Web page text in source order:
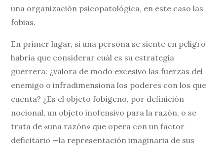
una organización psicopatológica, en este caso las
fobias.
En primer lugar, si una persona se siente en peligro
habría que considerar cuál es su estrategia
guerrera: ¿valora de modo excesivo las fuerzas del
enemigo o infradimensiona los poderes con los que
cuenta? ¿Es el objeto fobígeno, por definición
nocional, un objeto inofensivo para la razón, o se
trata de «una razón» que opera con un factor
deficitario —la representación imaginaria de sus